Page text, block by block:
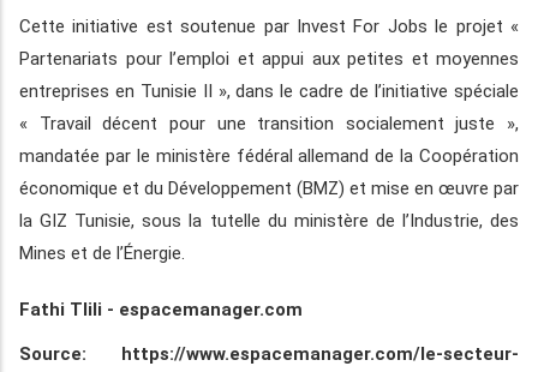
Cette initiative est soutenue par Invest For Jobs le projet «
Partenariats pour l’emploi et appui aux petites et moyennes
entreprises en Tunisie II », dans le cadre de l’initiative spéciale
« Travail décent pour une transition socialement juste »,
mandatée par le ministère fédéral allemand de la Coopération
économique et du Développement (BMZ) et mise en œuvre par
la GIZ Tunisie, sous la tutelle du ministère de l’Industrie, des
Mines et de l’Énergie.
Fathi Tlili - espacemanager.com
Source: https://www.espacemanager.com/le-secteur-